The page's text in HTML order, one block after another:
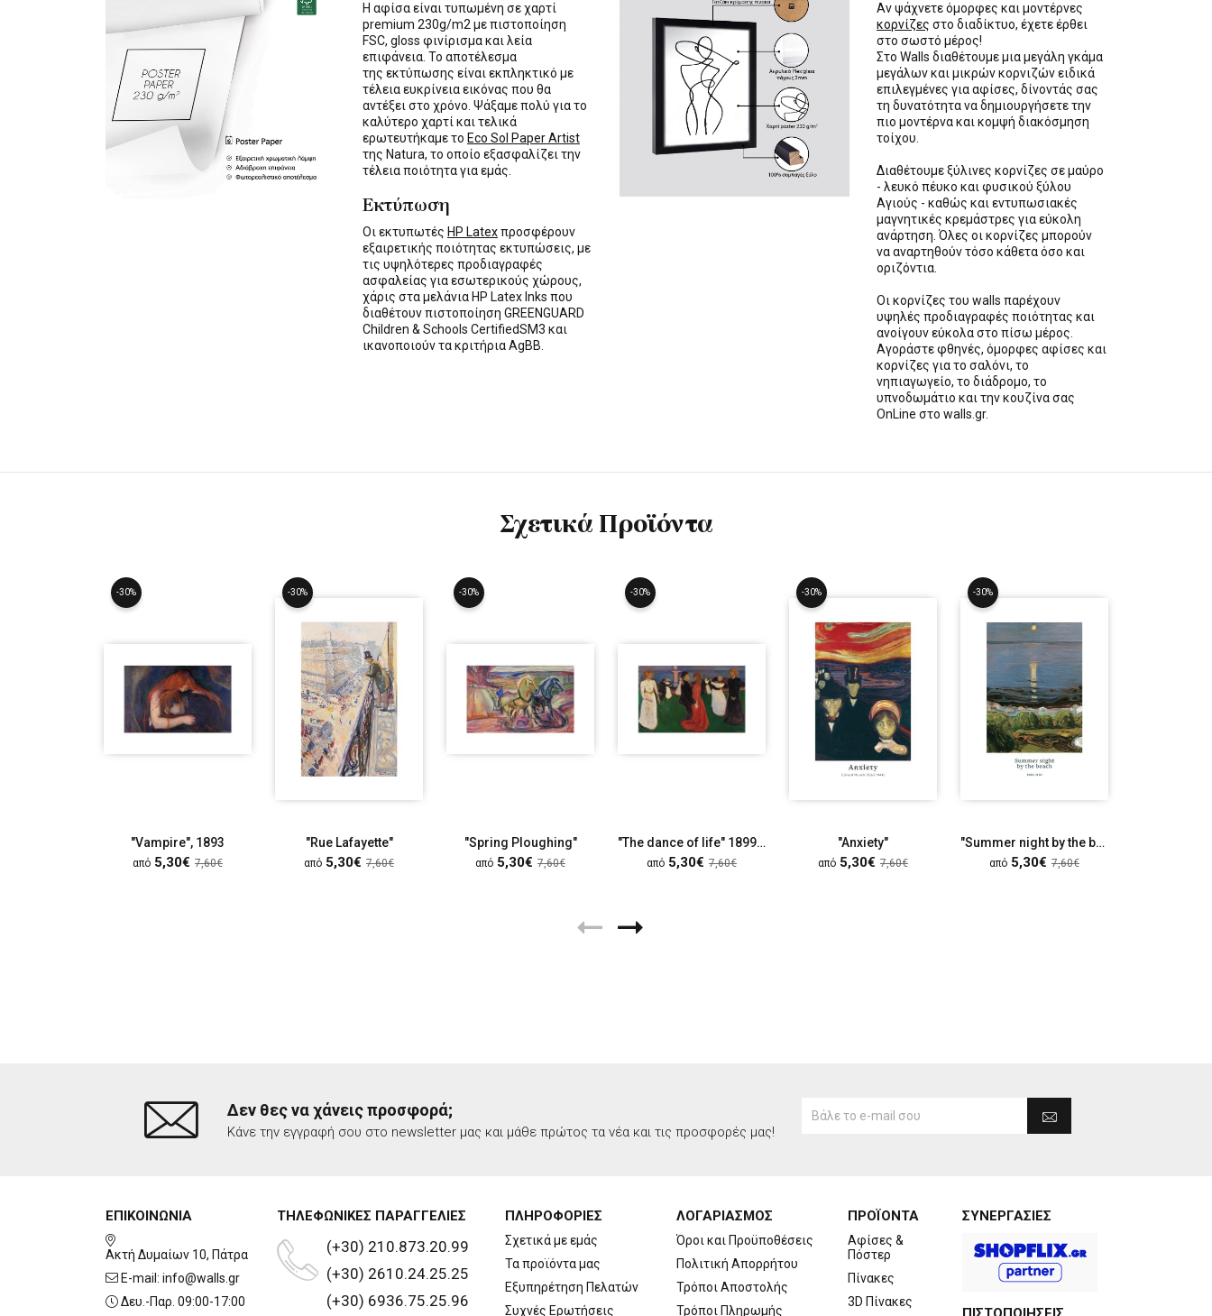
Η αφίσα είναι τυπωμένη σε χαρτί
premium 230g/m2 με πιστοποίηση
FSC, gloss φινίρισμα και λεία
επιφάνεια. Το αποτέλεσμα
της εκτύπωσης είναι εκπληκτικό με
τέλεια ευκρίνεια εικόνας που θα
αντέξει στο χρόνο. Ψάξαμε πολύ για το
καλύτερο χαρτί και τελικά
ερωτευτήκαμε το Eco Sol Paper Artist
της Natura, το οποίο εξασφαλίζει την
τέλεια ποιότητα για εμάς.
Εκτύπωση
Οι εκτυπωτές HP Latexπροσφέρουν
εξαιρετικής ποιότητας εκτυπώσεις, με
τις υψηλότερες προδιαγραφές
ασφαλείας για εσωτερικούς χώρους,
χάρις στα μελάνια HP Latex Inks που
διαθέτουν πιστοποίηση GREENGUARD
Children & Schools CertifiedSM3 και
ικανοποιούν τα κριτήρια AgBB.
Αν ψάχνετε όμορφες και μοντέρνες
κορνίζες στο διαδίκτυο, έχετε έρθει
στο σωστό μέρος!
Στο Walls διαθέτουμε μια μεγάλη γκάμα
μεγάλων και μικρών κορνιζών ειδικά
επιλεγμένες για αφίσες, δίνοντάς σας
τη δυνατότητα να δημιουργήσετε την
πιο μοντέρνα και κομψή διακόσμηση
τοίχου.
Διαθέτουμε ξύλινες κορνίζες σε μαύρο
- λευκό πέυκο και φυσικού ξύλου
Αγιούς - καθώς και εντυπωσιακές
μαγνητικές κρεμάστρες για εύκολη
ανάρτηση. Όλες οι κορνίζες μπορούν
να αναρτηθούν τόσο κάθετα όσο και
οριζόντια.
Οι κορνίζες του walls παρέχουν
υψηλές προδιαγραφές ποιότητας και
ανοίγουν εύκολα στο πίσω μέρος.
Αγοράστε φθηνές, όμορφες αφίσες και
κορνίζες για το σαλόνι, το
νηπιαγωγείο, το διάδρομο, το
υπνοδωμάτιο και την κουζίνα σας
OnLine στο walls.gr.
Σχετικά Προϊόντα
-30%
"Vampire", 1893
από 5,30€ 7,60€
-30%
"Rue Lafayette"
από 5,30€ 7,60€
-30%
"Spring Ploughing"
από 5,30€ 7,60€
-30%
"The dance of life" 1899-1900
από 5,30€ 7,60€
-30%
"Anxiety"
από 5,30€ 7,60€
-30%
"Summer night by the beach", 1902-03
από 5,30€ 7,60€
Δεν θες να χάνεις προσφορά;
Κάνε την εγγραφή σου στο newsletter μας και μάθε πρώτος τα νέα και τις προσφορές μας!
ΕΠΙΚΟΙΝΩΝΙΑ
Ακτή Δυμαίων 10, Πάτρα
E-mail: info@walls.gr
Δευ.-Παρ. 09:00-17:00
ΤΗΛΕΦΩΝΙΚΕΣ ΠΑΡΑΓΓΕΛΙΕΣ
(+30) 210.873.20.99
(+30) 2610.24.25.25
(+30) 6936.75.25.96
ΠΛΗΡΟΦΟΡΙΕΣ
Σχετικά με εμάς
Τα προϊόντα μας
Εξυπηρέτηση Πελατών
Συχνές Ερωτήσεις
ΛΟΓΑΡΙΑΣΜΟΣ
Όροι και Προϋποθέσεις
Πολιτική Απορρήτου
Τρόποι Αποστολής
Τρόποι Πληρωμής
ΠΡΟΪΟΝΤΑ
Αφίσες &
Πόστερ
Πίνακες
3D Πίνακες
ΣΥΝΕΡΓΑΣΙΕΣ